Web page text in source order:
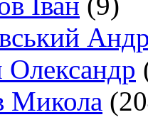
Олександр
Микола